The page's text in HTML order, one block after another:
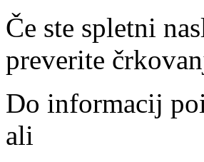
Če ste spletni
preverite
Do informacij
ali